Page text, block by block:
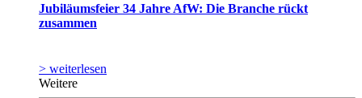
Jubiläumsfeier 34 Jahre AfW: Die Branche rückt
zusammen
> weiterlesen
Weitere